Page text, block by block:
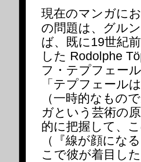
現在のマンガに
の問題は、グル
ば、既に19世紀
した Rodolphe
フ・テプフェー
「テプフェール
（一時的なもの
ガという芸術の
的に把握して、
（『線が顔にな
こで彼が着目し